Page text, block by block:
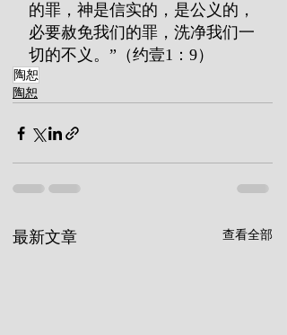
的罪，神是信实的，是公义的，
必要赦免我们的罪，洗净我们一
切的不义。”（约壹1：9）
陶恕
陶恕
最新文章 查看全部